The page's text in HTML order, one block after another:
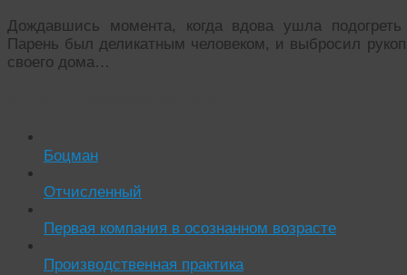
Дождавшись момента, когда вдова ушла
Парень был деликатным человеком, и выбросил
своего дома…
Боцман
Отчисленный
Первая компания в осознанном возрасте
Производственная практика